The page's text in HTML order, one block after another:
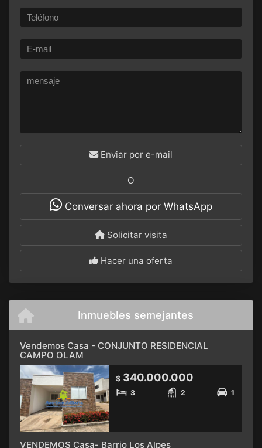
Enviar por e-mail
O
Conversar ahora por WhatsApp
Solicitar visita
Hacer una oferta
Inmuebles semejantes
Vendemos Casa - CONJUNTO RESIDENCIAL
CAMPO OLAM
$ 340.000.000
3 2 1
VENDEMOS Casa- Barrio Los Alpes